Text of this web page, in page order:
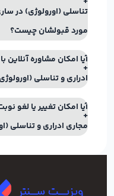
تناسلی (اورولوژی) در
مورد قبولشان چیست؟
آیا امکان مشاوره
ادراری و تناسلی
آیا امکان تغییر یا
مجاری ادراری و تناسلی